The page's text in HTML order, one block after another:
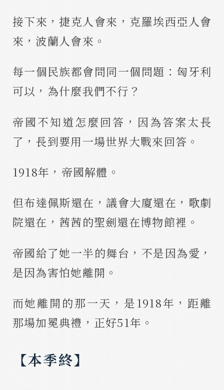
接下來，捷克人會來，克羅埃西亞人會
來，波蘭人會來。
每一個民族都會問同一個問題：匈牙利
可以，為什麼我們不行？
帝國不知道怎麼回答，因為答案太長
了，長到要用一場世界大戰來回答。
1918年，帝國解體。
但布達佩斯還在，議會大廈還在，歌劇
院還在，茜茜的聖劍還在博物館裡。
帝國給了她一半的舞台，不是因為愛，
是因為害怕她離開。
而她離開的那一天，是1918年，距離
那場加冕典禮，正好51年。
【本季終】